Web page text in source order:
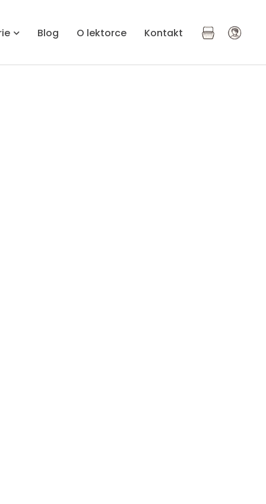
Blog O lektorce Kontakt